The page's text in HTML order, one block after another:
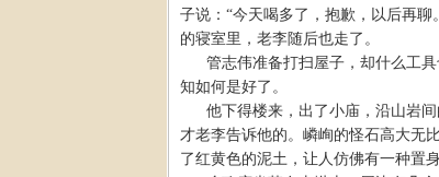
子说：“今天喝多了，抱歉，以后再
的寝室里，老李随后也走了。
管志伟准备打扫屋子，却什么工
知如何是好了。
他下得楼来，出了小庙，沿山岩
才老李告诉他的。嶙峋的怪石高大无
了红黄色的泥土，让人仿佛有一种置